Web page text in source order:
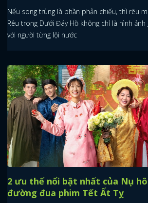
Nếu song trùng là phần phản chiếu, thì rêu
Rêu trong Dưới Đáy Hồ không chỉ là hình
với người từng lội nước
2 ưu thế nổi bật nhất của Nụ
đường đua phim Tết Ất Tỵ